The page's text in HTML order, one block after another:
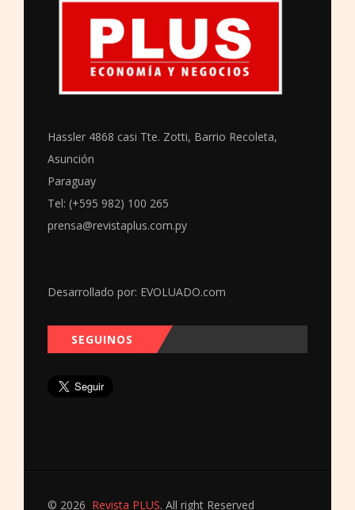
Hassler 4868 casi Tte. Zotti, Barrio Recoleta,
Asunción
Paraguay
Tel: (+595 982) 100 265
prensa@revistaplus.com.py
Desarrollado por: EVOLUADO.com
SEGUINOS
© 2026 Revista PLUS. All right Reserved